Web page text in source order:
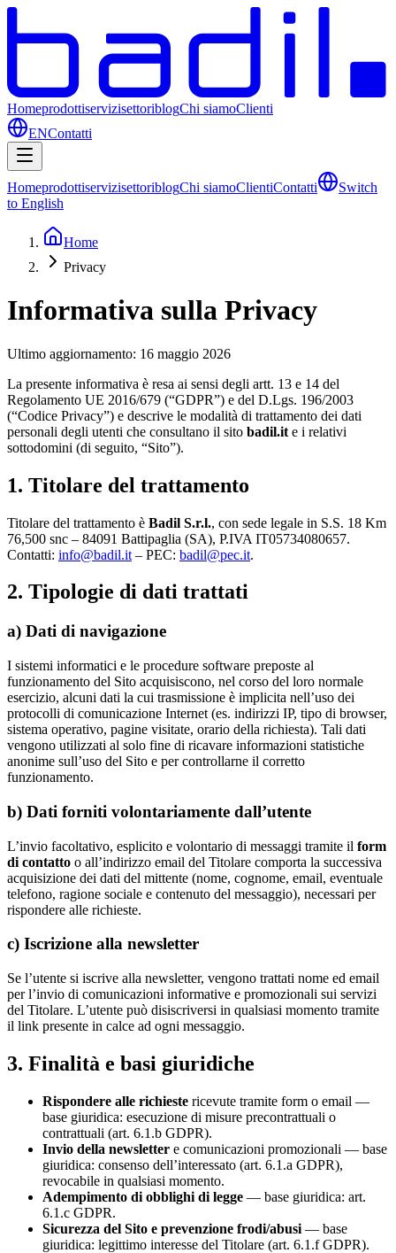
HomeprodottiservizisettoriblogChi siamoClienti
ENContatti
HomeprodottiservizisettoriblogChi siamoClientiContatti
Switch
to English
Home
Privacy
Informativa sulla Privacy
Ultimo aggiornamento: 16 maggio 2026
La presente informativa è resa ai sensi degli artt. 13 e 14 del
Regolamento UE 2016/679 (“GDPR”) e del D.Lgs. 196/2003
(“Codice Privacy”) e descrive le modalità di trattamento dei dati
personali degli utenti che consultano il sito badil.it e i relativi
sottodomini (di seguito, “Sito”).
1. Titolare del trattamento
Titolare del trattamento è Badil S.r.l., con sede legale in S.S. 18 Km
76,500 snc – 84091 Battipaglia (SA), P.IVA IT05734080657.
Contatti: info@badil.it – PEC: badil@pec.it.
2. Tipologie di dati trattati
a) Dati di navigazione
I sistemi informatici e le procedure software preposte al
funzionamento del Sito acquisiscono, nel corso del loro normale
esercizio, alcuni dati la cui trasmissione è implicita nell’uso dei
protocolli di comunicazione Internet (es. indirizzi IP, tipo di browser,
sistema operativo, pagine visitate, orario della richiesta). Tali dati
vengono utilizzati al solo fine di ricavare informazioni statistiche
anonime sull’uso del Sito e per controllarne il corretto
funzionamento.
b) Dati forniti volontariamente dall’utente
L’invio facoltativo, esplicito e volontario di messaggi tramite il form
di contatto o all’indirizzo email del Titolare comporta la successiva
acquisizione dei dati del mittente (nome, cognome, email, eventuale
telefono, ragione sociale e contenuto del messaggio), necessari per
rispondere alle richieste.
c) Iscrizione alla newsletter
Se l’utente si iscrive alla newsletter, vengono trattati nome ed email
per l’invio di comunicazioni informative e promozionali sui servizi
del Titolare. L’utente può disiscriversi in qualsiasi momento tramite
il link presente in calce ad ogni messaggio.
3. Finalità e basi giuridiche
Rispondere alle richieste ricevute tramite form o email —
base giuridica: esecuzione di misure precontrattuali o
contrattuali (art. 6.1.b GDPR).
Invio della newsletter e comunicazioni promozionali — base
giuridica: consenso dell’interessato (art. 6.1.a GDPR),
revocabile in qualsiasi momento.
Adempimento di obblighi di legge — base giuridica: art.
6.1.c GDPR.
Sicurezza del Sito e prevenzione frodi/abusi — base
giuridica: legittimo interesse del Titolare (art. 6.1.f GDPR).